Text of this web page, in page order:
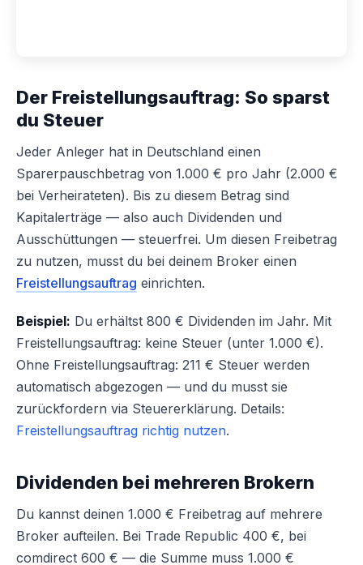
Der Freistellungsauftrag: So sparst
du Steuer
Jeder Anleger hat in Deutschland einen
Sparerpauschbetrag von 1.000 € pro Jahr (2.000 €
bei Verheirateten). Bis zu diesem Betrag sind
Kapitalerträge — also auch Dividenden und
Ausschüttungen — steuerfrei. Um diesen Freibetrag
zu nutzen, musst du bei deinem Broker einen
Freistellungsauftrag einrichten.
Beispiel: Du erhältst 800 € Dividenden im Jahr. Mit
Freistellungsauftrag: keine Steuer (unter 1.000 €).
Ohne Freistellungsauftrag: 211 € Steuer werden
automatisch abgezogen — und du musst sie
zurückfordern via Steuererklärung. Details:
Freistellungsauftrag richtig nutzen.
Dividenden bei mehreren Brokern
Du kannst deinen 1.000 € Freibetrag auf mehrere
Broker aufteilen. Bei Trade Republic 400 €, bei
comdirect 600 € — die Summe muss 1.000 €